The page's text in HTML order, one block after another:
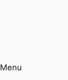
Menu